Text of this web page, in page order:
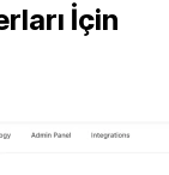
İçin